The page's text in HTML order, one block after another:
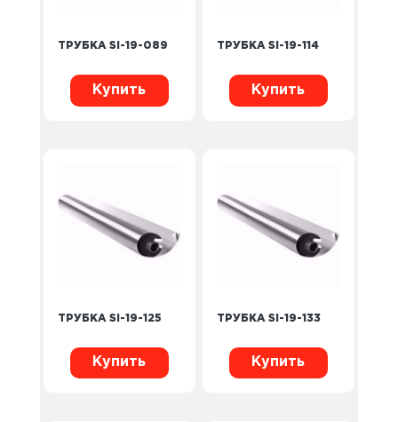
ТРУБКА SI-19-089
Купить
ТРУБКА SI-19-114
Купить
ТРУБКА SI-19-125
Купить
ТРУБКА SI-19-133
Купить